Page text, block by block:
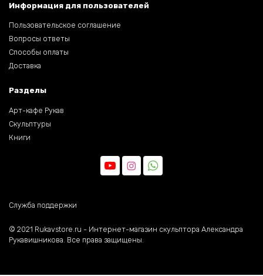
Информация для пользователей
Пользовательское соглашение
Вопросы ответы
Способы оплаты
Доставка
Разделы
Арт-кафе Рукав
Скульптуры
Книги
Служба поддержки
©️ 2021 Rukavstore.ru - Интернет-магазин скульптора Александра
Рукавишникова. Все права защищены.